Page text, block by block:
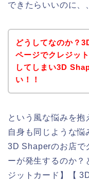
できたらいいのに、
どうしてなのか？
ページでクレジッ
してしまい3D
い！！
という風な悩みを抱
自身も同じような悩
3D Shaperのお店で
ーが発生するのか
ジットカード】【